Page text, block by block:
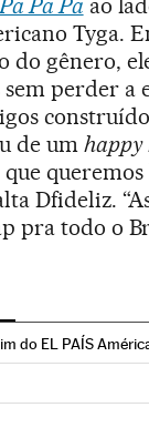
Pa Pa ao
Tyga.
do gênero,
perder a
de um happy
Dfideliz.
pra todo o
do EL PAÍS
en Twitter
Brasil en
El País Brasil en